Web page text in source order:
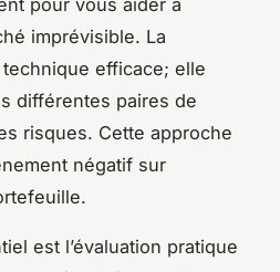
pour vous aider à
imprévisible. La
efficace; elle
différentes paires de
risques. Cette approche
négatif sur
est l’évaluation pratique